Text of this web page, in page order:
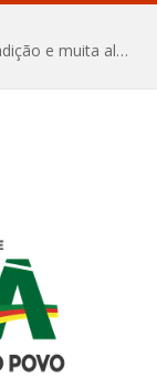
Projeto Orla Mais Verde – Um novo capítulo para a nossa cidade